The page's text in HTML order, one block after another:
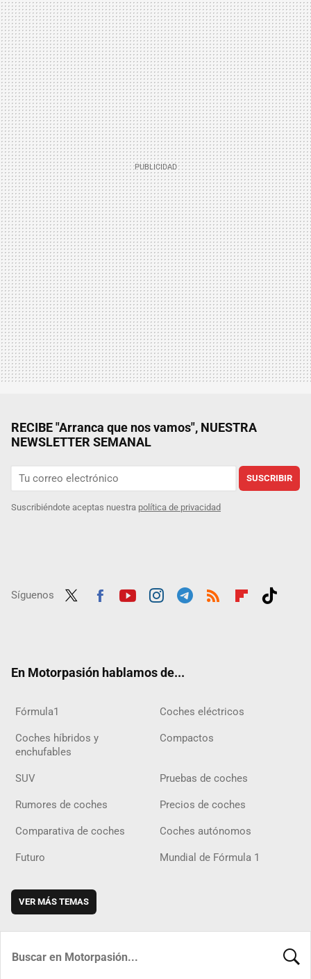
RECIBE "Arranca que nos vamos", NUESTRA
NEWSLETTER SEMANAL
SUSCRIBIR
Suscribiéndote aceptas nuestra política de privacidad
Síguenos
En Motorpasión hablamos de...
Fórmula1 Coches eléctricos
Coches híbridos y
enchufables
Compactos
SUV Pruebas de coches
Rumores de coches Precios de coches
Comparativa de coches Coches autónomos
Futuro Mundial de Fórmula 1
VER MÁS TEMAS